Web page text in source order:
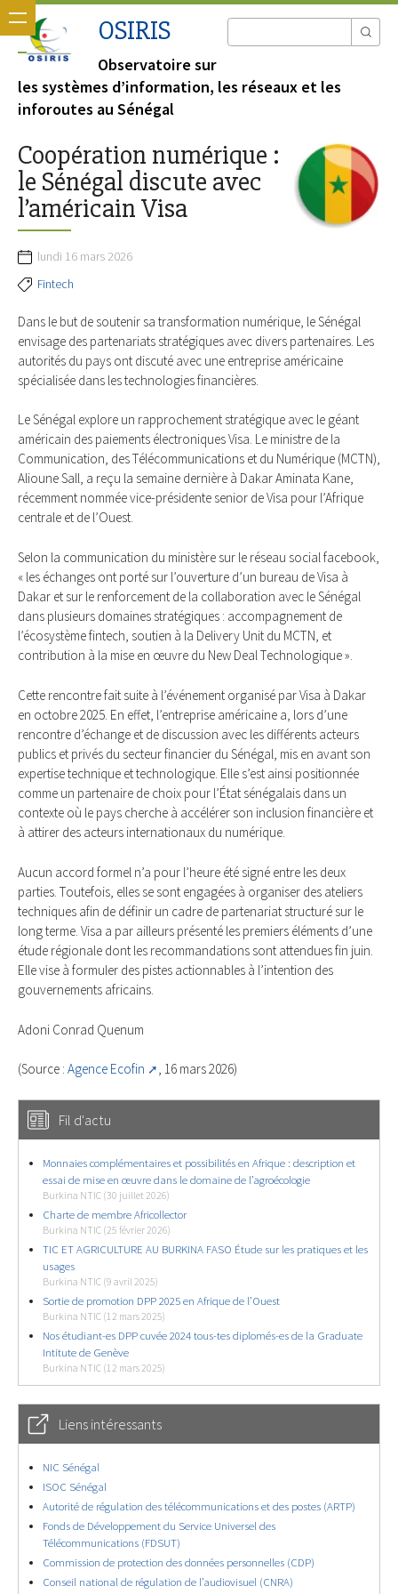
OSIRIS
Observatoire sur
les systèmes d’information, les réseaux et les
inforoutes au Sénégal
Coopération numérique :
le Sénégal discute avec
l’américain Visa
lundi 16 mars 2026
Fintech
Dans le but de soutenir sa transformation numérique, le Sénégal
envisage des partenariats stratégiques avec divers partenaires. Les
autorités du pays ont discuté avec une entreprise américaine
spécialisée dans les technologies financières.
Le Sénégal explore un rapprochement stratégique avec le géant
américain des paiements électroniques Visa. Le ministre de la
Communication, des Télécommunications et du Numérique (MCTN),
Alioune Sall, a reçu la semaine dernière à Dakar Aminata Kane,
récemment nommée vice-présidente senior de Visa pour l’Afrique
centrale et de l’Ouest.
Selon la communication du ministère sur le réseau social facebook,
« les échanges ont porté sur l’ouverture d’un bureau de Visa à
Dakar et sur le renforcement de la collaboration avec le Sénégal
dans plusieurs domaines stratégiques : accompagnement de
l’écosystème fintech, soutien à la Delivery Unit du MCTN, et
contribution à la mise en œuvre du New Deal Technologique ».
Cette rencontre fait suite à l’événement organisé par Visa à Dakar
en octobre 2025. En effet, l’entreprise américaine a, lors d’une
rencontre d’échange et de discussion avec les différents acteurs
publics et privés du secteur financier du Sénégal, mis en avant son
expertise technique et technologique. Elle s’est ainsi positionnée
comme un partenaire de choix pour l’État sénégalais dans un
contexte où le pays cherche à accélérer son inclusion financière et
à attirer des acteurs internationaux du numérique.
Aucun accord formel n’a pour l’heure été signé entre les deux
parties. Toutefois, elles se sont engagées à organiser des ateliers
techniques afin de définir un cadre de partenariat structuré sur le
long terme. Visa a par ailleurs présenté les premiers éléments d’une
étude régionale dont les recommandations sont attendues fin juin.
Elle vise à formuler des pistes actionnables à l’intention des
gouvernements africains.
Adoni Conrad Quenum
(Source : Agence Ecofin , 16 mars 2026)
Fil d'actu
Monnaies complémentaires et possibilités en Afrique : description et
essai de mise en œuvre dans le domaine de l’agroécologie
Burkina NTIC (30 juillet 2026)
Charte de membre Africollector
Burkina NTIC (25 février 2026)
TIC ET AGRICULTURE AU BURKINA FASO Étude sur les pratiques et les
usages
Burkina NTIC (9 avril 2025)
Sortie de promotion DPP 2025 en Afrique de l’Ouest
Burkina NTIC (12 mars 2025)
Nos étudiant-es DPP cuvée 2024 tous-tes diplomés-es de la Graduate
Intitute de Genève
Burkina NTIC (12 mars 2025)
Liens intéressants
NIC Sénégal
ISOC Sénégal
Autorité de régulation des télécommunications et des postes (ARTP)
Fonds de Développement du Service Universel des
Télécommunications (FDSUT)
Commission de protection des données personnelles (CDP)
Conseil national de régulation de l’audiovisuel (CNRA)